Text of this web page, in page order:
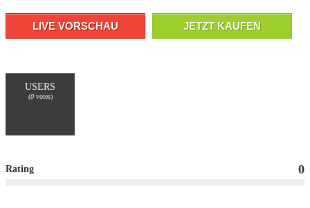
LIVE VORSCHAU JETZT KAUFEN
USERS
(0votes)
Rating 0